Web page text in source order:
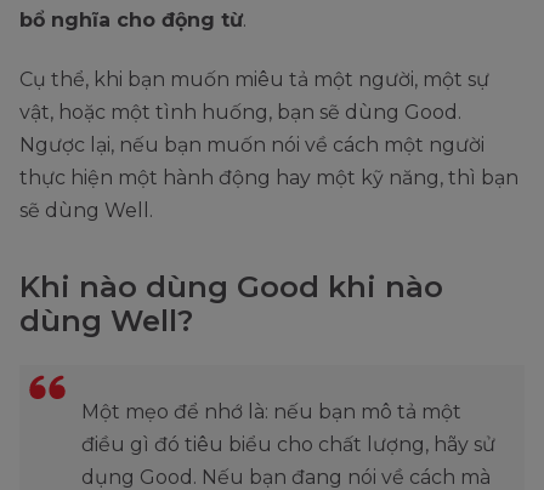
bổ nghĩa cho động từ.
Cụ thể, khi bạn muốn miêu tả một người, một sự
vật, hoặc một tình huống, bạn sẽ dùng Good.
Ngược lại, nếu bạn muốn nói về cách một người
thực hiện một hành động hay một kỹ năng, thì bạn
sẽ dùng Well.
Khi nào dùng Good khi nào
dùng Well?
Một mẹo để nhớ là: nếu bạn mô tả một
điều gì đó tiêu biểu cho chất lượng, hãy sử
dụng Good. Nếu bạn đang nói về cách mà